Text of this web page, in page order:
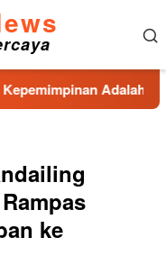
Adalah Talenta yang
ke